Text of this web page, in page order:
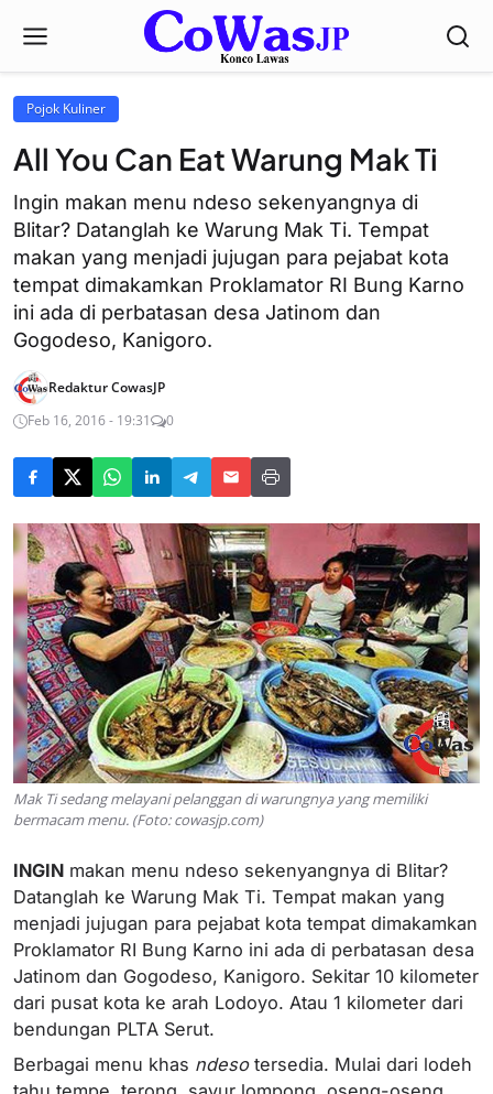
Pojok Kuliner
All You Can Eat Warung Mak Ti
Ingin makan menu ndeso sekenyangnya di
Blitar? Datanglah ke Warung Mak Ti. Tempat
makan yang menjadi jujugan para pejabat kota
tempat dimakamkan Proklamator RI Bung Karno
ini ada di perbatasan desa Jatinom dan
Gogodeso, Kanigoro.
Redaktur CowasJP
Feb 16, 2016 - 19:31
0
Mak Ti sedang melayani pelanggan di warungnya yang memiliki
bermacam menu. (Foto: cowasjp.com)
INGIN makan menu ndeso sekenyangnya di Blitar?
Datanglah ke Warung Mak Ti. Tempat makan yang
menjadi jujugan para pejabat kota tempat dimakamkan
Proklamator RI Bung Karno ini ada di perbatasan desa
Jatinom dan Gogodeso, Kanigoro. Sekitar 10 kilometer
dari pusat kota ke arah Lodoyo. Atau 1 kilometer dari
bendungan PLTA Serut.
Berbagai menu khas ndeso tersedia. Mulai dari lodeh